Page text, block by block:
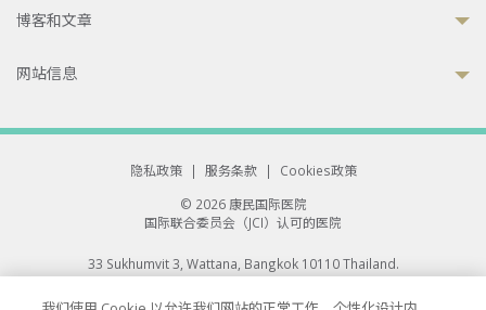
博客和文章
网站信息
隐私政策 | 服务条款 |
Cookies政策
© 2026 康民国际医院
国际联合委员会（JCI）认可的医院
33 Sukhumvit 3, Wattana, Bangkok 10110 Thailand.
All rights reserved.